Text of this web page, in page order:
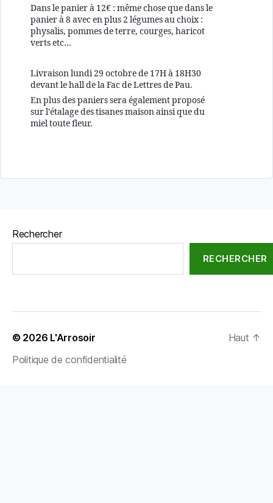
Dans le panier à 12€ : même chose que dans le
panier à 8 avec en plus 2 légumes au choix :
physalis, pommes de terre, courges, haricot
verts etc…
Livraison lundi 29 octobre de 17H à 18H30
devant le hall de la Fac de Lettres de Pau.
En plus des paniers sera également proposé
sur l’étalage des tisanes maison ainsi que du
miel toute fleur.
Rechercher
RECHERCHER
© 2026 L'Arrosoir
Politique de confidentialité
Haut ↑